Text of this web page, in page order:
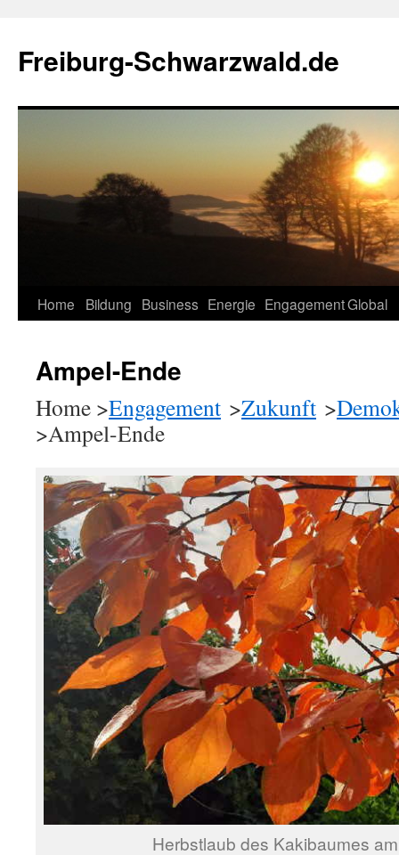
springen
Freiburg-Schwarzwald.de
Home Bildung Business Energie EngagementGlobal
Ampel-Ende
Home >Engagement >Zukunft >
>Ampel-Ende
Herbstlaub des Kakibaumes